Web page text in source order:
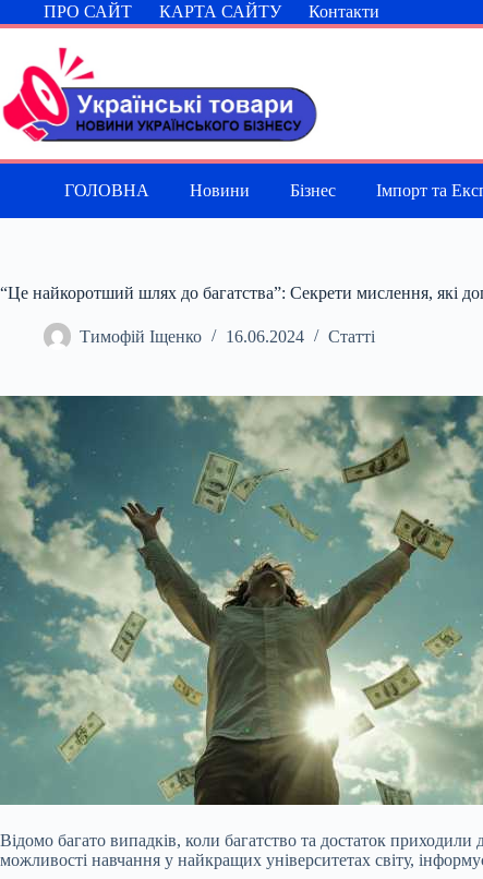
Перейти
до
ПРО САЙТ КАРТА САЙТУ Контакти
ГОЛОВНА Новини Бізнес Імпорт та
“Це найкоротший шлях до багатства”: Секрети мислення, які
Тимофій Іщенко 16.06.2024 Статті
Відомо багато випадків, коли багатство та достаток
можливості навчання у найкращих університетах світу,